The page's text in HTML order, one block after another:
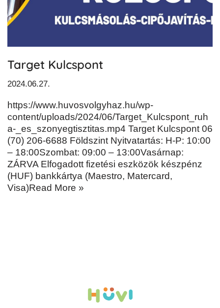
Target Kulcspont
2024.06.27.
https://www.huvosvolgyhaz.hu/wp-
content/uploads/2024/06/Target_Kulcspont_ruh
a-_es_szonyegtisztitas.mp4 Target Kulcspont 06
(70) 206-6688 Földszint Nyitvatartás: H-P: 10:00
– 18:00Szombat: 09:00 – 13:00Vasárnap:
ZÁRVA Elfogadott fizetési eszközök készpénz
(HUF) bankkártya (Maestro, Matercard,
Visa)Read More »